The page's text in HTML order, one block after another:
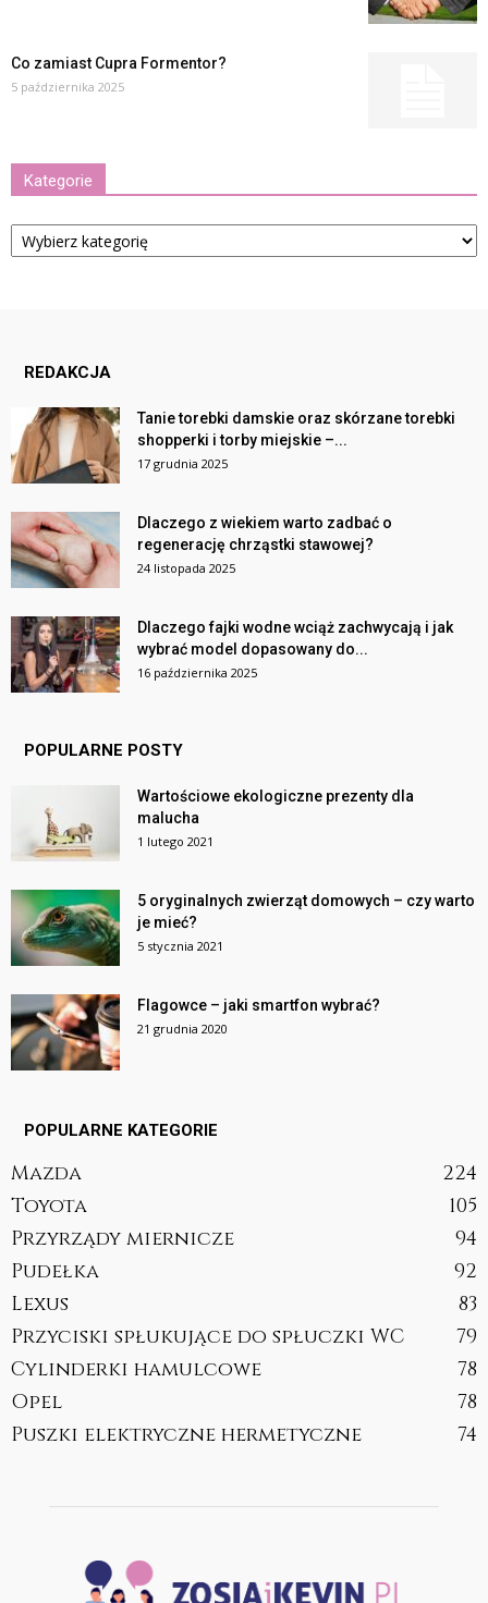
Co zamiast Cupra Formentor?
5 października 2025
Kategorie
Kategorie
REDAKCJA
Tanie torebki damskie oraz skórzane torebki
shopperki i torby miejskie –...
17 grudnia 2025
Dlaczego z wiekiem warto zadbać o
regenerację chrząstki stawowej?
24 listopada 2025
Dlaczego fajki wodne wciąż zachwycają i jak
wybrać model dopasowany do...
16 października 2025
POPULARNE POSTY
Wartościowe ekologiczne prezenty dla
malucha
1 lutego 2021
5 oryginalnych zwierząt domowych – czy warto
je mieć?
5 stycznia 2021
Flagowce – jaki smartfon wybrać?
21 grudnia 2020
POPULARNE KATEGORIE
Mazda
224
Toyota
105
Przyrządy miernicze
94
Pudełka
92
Lexus
83
Przyciski spłukujące do spłuczki WC
79
Cylinderki hamulcowe
78
Opel
78
Puszki elektryczne hermetyczne
74